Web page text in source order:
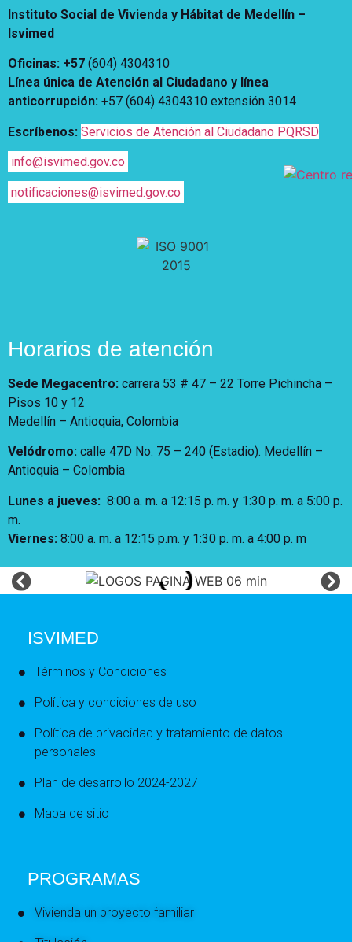
Instituto Social de Vivienda y Hábitat de Medellín –
Isvimed
Oficinas: +57 (604) 4304310
Línea única de Atención al Ciudadano y línea
anticorrupción: +57 (604) 4304310 extensión 3014
Escríbenos: Servicios de Atención al Ciudadano PQRSD
info@isvimed.gov.co
notificaciones@isvimed.gov.co
Horarios de atención
Sede Megacentro: carrera 53 # 47 – 22 Torre Pichincha –
Pisos 10 y 12
Medellín – Antioquia, Colombia
Velódromo: calle 47D No. 75 – 240 (Estadio). Medellín –
Antioquia – Colombia
Lunes a jueves: 8:00 a. m. a 12:15 p. m. y 1:30 p. m. a 5:00 p.
m.
Viernes: 8:00 a. m. a 12:15 p.m. y 1:30 p. m. a 4:00 p. m
ISVIMED
Términos y Condiciones
Política y condiciones de uso
Política de privacidad y tratamiento de datos
personales
Plan de desarrollo 2024-2027
Mapa de sitio
PROGRAMAS
Vivienda un proyecto familiar